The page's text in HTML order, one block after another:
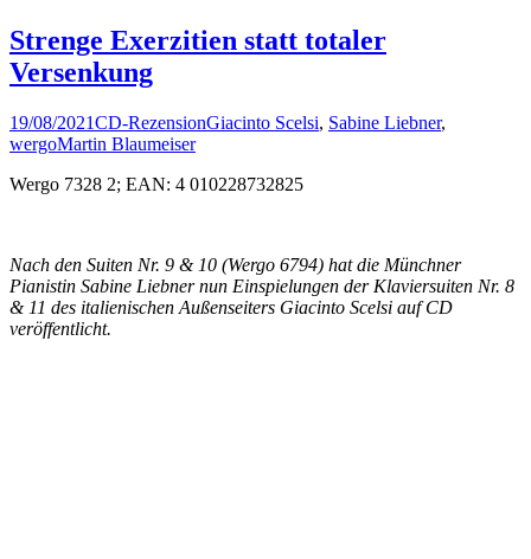
Strenge Exerzitien statt totaler
Versenkung
19/08/2021CD-RezensionGiacinto Scelsi, Sabine Liebner,
wergoMartin Blaumeiser
Wergo 7328 2; EAN: 4 010228732825
Nach den Suiten Nr. 9 & 10 (Wergo 6794) hat die Münchner
Pianistin Sabine Liebner nun Einspielungen der Klaviersuiten Nr. 8
& 11 des italienischen Außenseiters Giacinto Scelsi auf CD
veröffentlicht.